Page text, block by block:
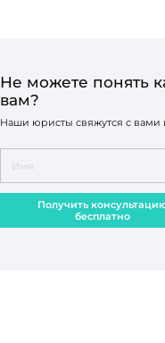
Не можете понять
вам?
Наши юристы свяжутся с вами
Получить
бесплатно